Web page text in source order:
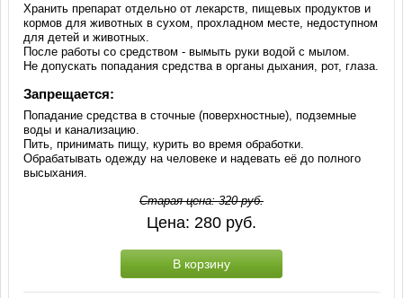
Хранить препарат отдельно от лекарств, пищевых продуктов и
кормов для животных в сухом, прохладном месте, недоступном
для детей и животных.
После работы со средством - вымыть руки водой с мылом.
Не допускать попадания средства в органы дыхания, рот, глаза.
Запрещается:
Попадание средства в сточные (поверхностные), подземные
воды и канализацию.
Пить, принимать пищу, курить во время обработки.
Обрабатывать одежду на человеке и надевать её до полного
высыхания.
Старая цена:320руб.
Цена: 280 руб.
В корзину